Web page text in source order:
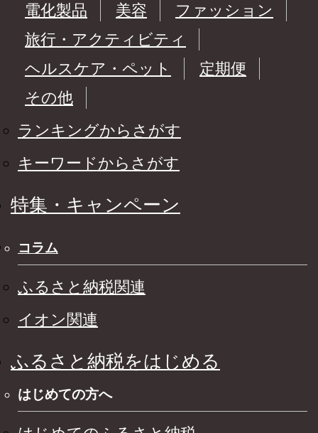
電化製品
美容
ファッション
旅行・アクティビティ
ヘルスケア・ペット
定期便
その他
ランキングからさがす
キーワードからさがす
特集・キャンペーン
コラム
ふるさと納税関連
イオン関連
ふるさと納税をはじめる
はじめての方へ